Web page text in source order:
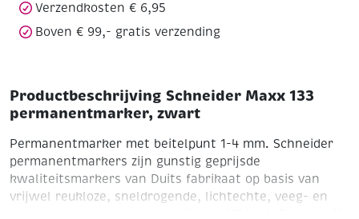
Verzendkosten € 6,95
Boven € 99,- gratis verzending
Productbeschrijving Schneider Maxx 133
permanentmarker, zwart
Permanentmarker met beitelpunt 1-4 mm. Schneider
permanentmarkers zijn gunstig geprijsde
kwaliteitsmarkers van Duits fabrikaat op basis van
vrijwel reukloze, sneldrogende, lichtechte, veeg- en